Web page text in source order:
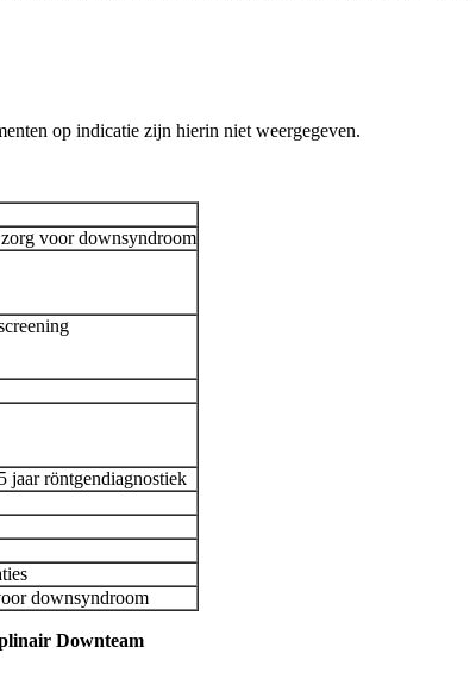
op indicatie zijn hierin niet weergegeven.
voor downsyndroom
jaar röntgendiagnostiek
downsyndroom
Downteam